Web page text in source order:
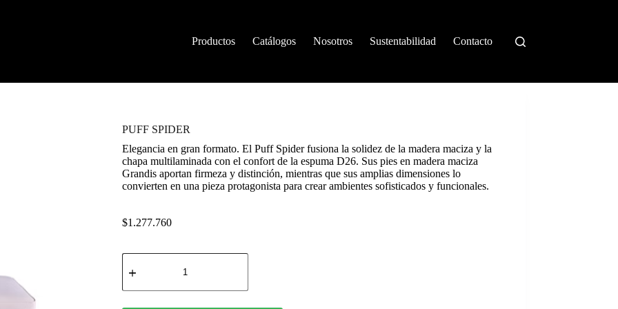
Productos
Catálogos Nosotros Sustentabilidad Contacto
PUFF SPIDER
Elegancia en gran formato. El Puff Spider fusiona la solidez de la madera maciza y la
chapa multilaminada con el confort de la espuma D26. Sus pies en madera maciza
Grandis aportan firmeza y distinción, mientras que sus amplias dimensiones lo
convierten en una pieza protagonista para crear ambientes sofisticados y funcionales.
$1.277.760
PUFF
SPIDER